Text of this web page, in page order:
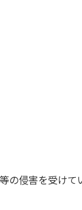
の侵害を受け